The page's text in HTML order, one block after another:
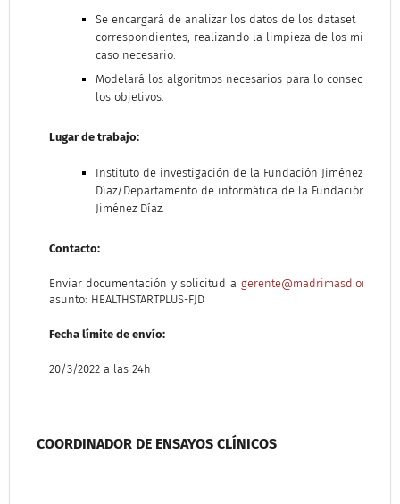
Se encargará de analizar los datos de los dataset
correspondientes, realizando la limpieza de los mimos
caso necesario.
Modelará los algoritmos necesarios para lo consecución
los objetivos.
Lugar de trabajo:
Instituto de investigación de la Fundación Jiménez
Díaz/Departamento de informática de la Fundación
Jiménez Díaz.
Contacto:
Enviar documentación y solicitud a gerente@madrimasd.org
asunto: HEALTHSTARTPLUS-FJD
Fecha límite de envío:
20/3/2022 a las 24h
COORDINADOR DE ENSAYOS CLÍNICOS